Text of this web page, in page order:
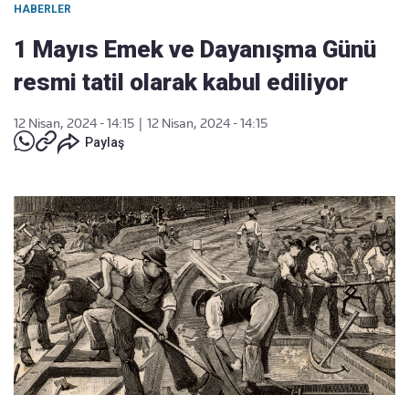
HABERLER
1 Mayıs Emek ve Dayanışma Günü
resmi tatil olarak kabul ediliyor
12 Nisan, 2024 - 14:15
12 Nisan, 2024 - 14:15
Paylaş